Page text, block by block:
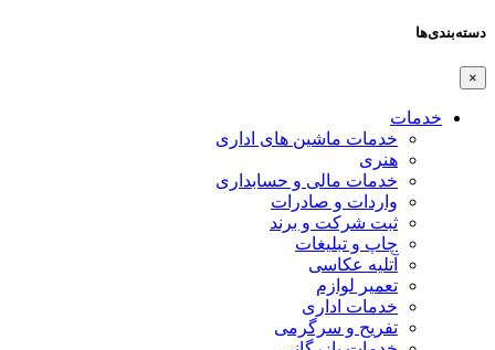
دسته‌بندی‌ها
×
خدمات
خدمات ماشین های اداری
هنری
خدمات مالی و حسابداری
واردات و صادرات
ثبت شرکت و برند
چاپ و تبلیغات
آتلیه عکاسی
تعمیر لوازم
خدمات اداری
تفریح و سرگرمی